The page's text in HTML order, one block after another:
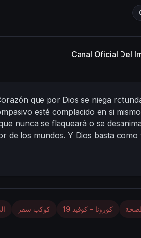
Canal Oficial Del
que por Dios se niega
esté complacido en si
nunca se flaqueará o se
de los mundos. Y Dios basta
كورونا - كوفيد 19 كوكب سقر